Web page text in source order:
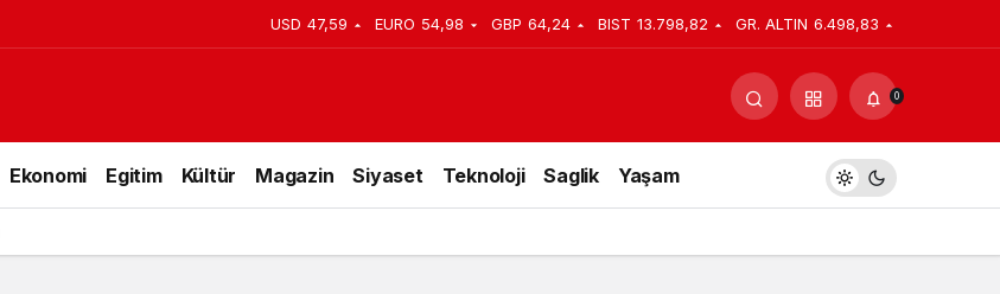
USD 47,59 EURO 54,98 GBP 64,24 BIST 13.798,82 GR. ALTIN 6.498,83
0
Ekonomi Egitim Kültür Magazin Siyaset Teknoloji Saglik Yaşam